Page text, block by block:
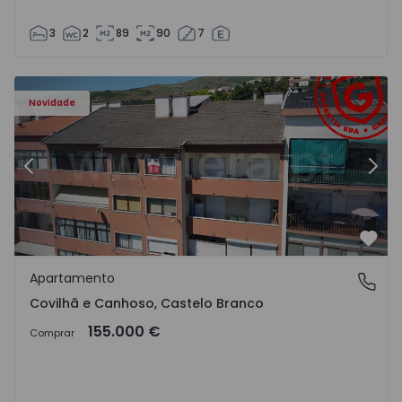
3 2 89 90 7
Novidade
- 18
Apartamento T2 Covilhã, Covilhã e Canhoso - 1497806 -
Anterior
Covilhã e Canhoso, Castelo Branco
Apartamento
Covilhã e Canhoso, Castelo Branco
Comprar 155.000 €